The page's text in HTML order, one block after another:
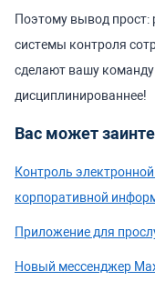
Поэтому вывод прост:
системы контроля
сделают вашу
дисциплинированнее!
Вас может
Контроль
корпоративной
Приложение для
Новый мессенджер